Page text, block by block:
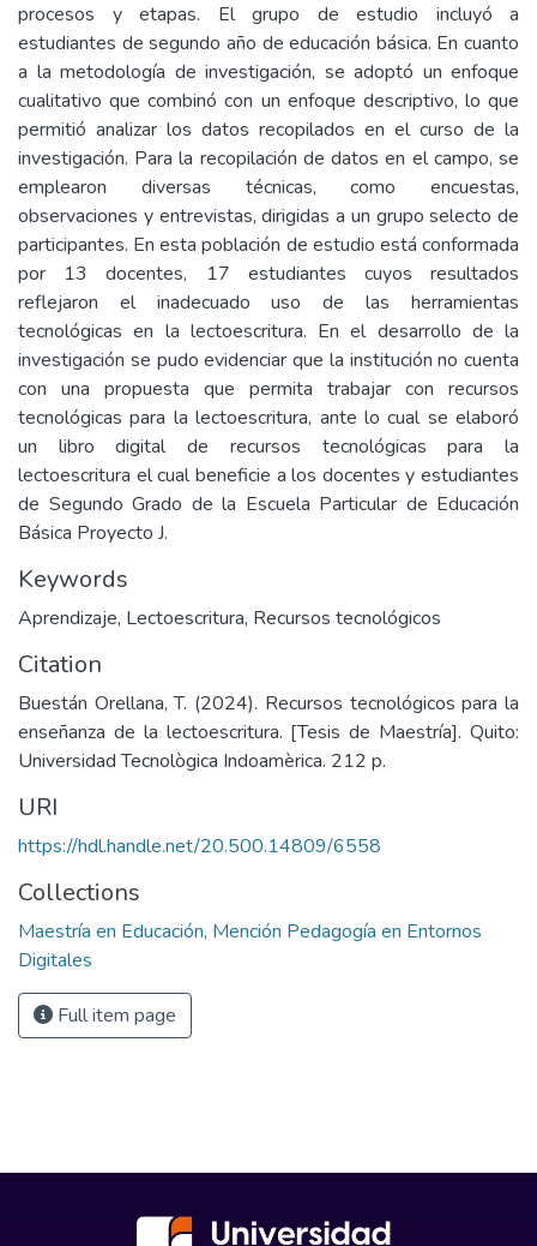
procesos y etapas. El grupo de estudio incluyó a
estudiantes de segundo año de educación básica. En cuanto
a la metodología de investigación, se adoptó un enfoque
cualitativo que combinó con un enfoque descriptivo, lo que
permitió analizar los datos recopilados en el curso de la
investigación. Para la recopilación de datos en el campo, se
emplearon diversas técnicas, como encuestas,
observaciones y entrevistas, dirigidas a un grupo selecto de
participantes. En esta población de estudio está conformada
por 13 docentes, 17 estudiantes cuyos resultados
reflejaron el inadecuado uso de las herramientas
tecnológicas en la lectoescritura. En el desarrollo de la
investigación se pudo evidenciar que la institución no cuenta
con una propuesta que permita trabajar con recursos
tecnológicas para la lectoescritura, ante lo cual se elaboró
un libro digital de recursos tecnológicas para la
lectoescritura el cual beneficie a los docentes y estudiantes
de Segundo Grado de la Escuela Particular de Educación
Básica Proyecto J.
Keywords
Aprendizaje, Lectoescritura, Recursos tecnológicos
Citation
Buestán Orellana, T. (2024). Recursos tecnológicos para la
enseñanza de la lectoescritura. [Tesis de Maestría]. Quito:
Universidad Tecnològica Indoamèrica. 212 p.
URI
https://hdl.handle.net/20.500.14809/6558
Collections
Maestría en Educación, Mención Pedagogía en Entornos
Digitales
Full item page